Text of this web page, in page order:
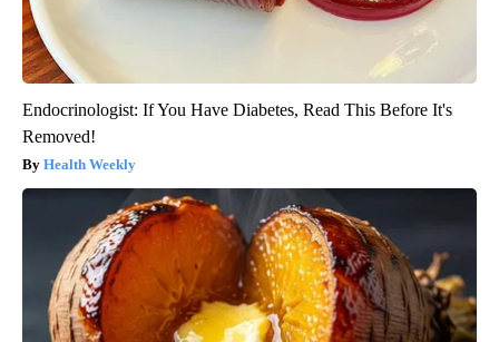
Endocrinologist: If You Have Diabetes, Read This Before It's
Removed!
Health Weekly